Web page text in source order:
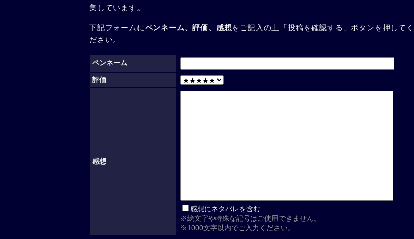
集しています。
下記フォームにペンネーム、評価、感想をご記入の上「投稿を確認する」ボタンを押してく
ださい。
ペンネーム
評価
感想
感想にネタバレを含む
※絵文字や特殊な記号はご使用できません。
※1000文字以内でご入力ください。